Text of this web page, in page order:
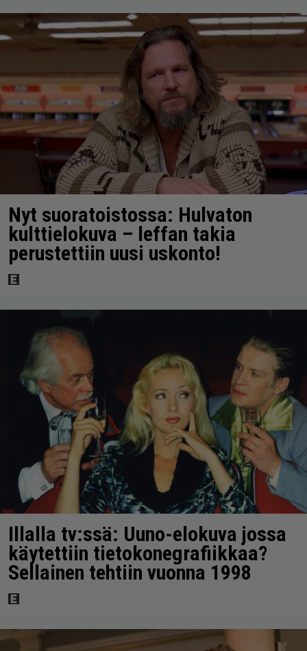
Nyt suoratoistossa: Hulvaton
kulttielokuva – leffan takia
perustettiin uusi uskonto!
Illalla tv:ssä: Uuno-elokuva jossa
käytettiin tietokonegrafiikkaa?
Sellainen tehtiin vuonna 1998